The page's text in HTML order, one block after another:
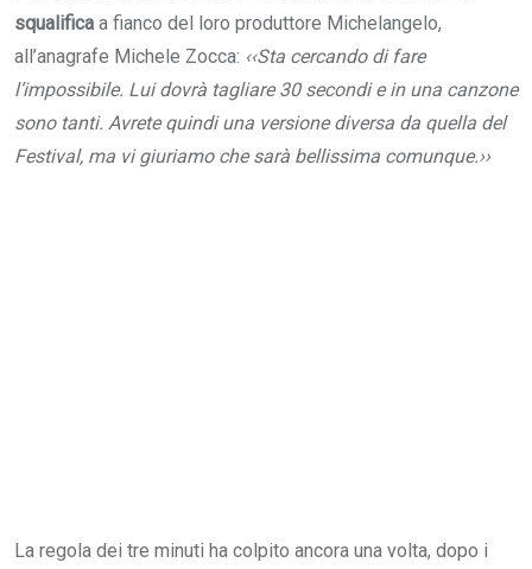
squalifica a fianco del loro produttore Michelangelo,
all’anagrafe Michele Zocca: ‹‹Sta cercando di fare
l’impossibile. Lui dovrà tagliare 30 secondi e in una canzone
sono tanti. Avrete quindi una versione diversa da quella del
Festival, ma vi giuriamo che sarà bellissima comunque.››
La regola dei tre minuti ha colpito ancora una volta, dopo i